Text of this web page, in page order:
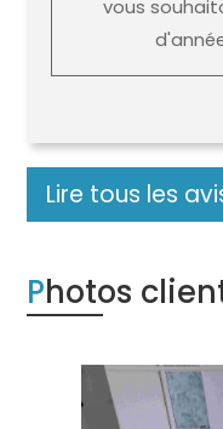
vous
Lire tous les
Photos